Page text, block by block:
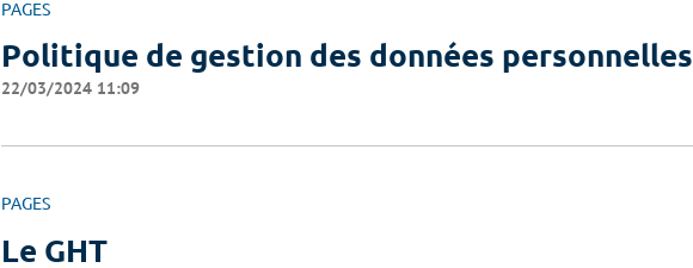
PAGES
Politique de gestion des données personnelles
22/03/2024 11:09
PAGES
Le GHT